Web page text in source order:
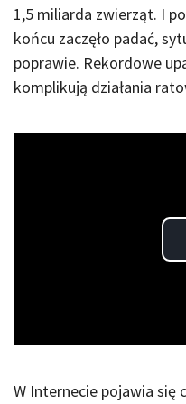
1,5 miliarda zwierząt. I
końcu zaczęło padać,
poprawie. Rekordowe
komplikują działania
W Internecie pojawia się